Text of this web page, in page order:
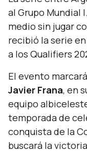
al Grupo Mundial
medio sin jugar
recibió la serie
a los Qualifiers
El evento
Javier Frana, en
equipo
temporada de
conquista de la
buscará la